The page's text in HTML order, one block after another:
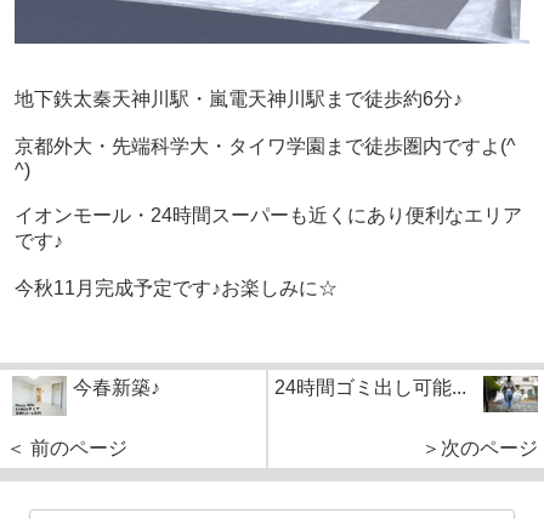
地下鉄太秦天神川駅・ 嵐電天神川駅 まで徒歩約6分♪
京都外大・先端科学大・タイワ学園まで徒歩圏内ですよ(^
^)
イオンモール・24時間スーパーも近くにあり便利なエリア
です♪
今秋11月完成予定です♪お楽しみに☆
今春新築♪
＜ 前のページ
24時間ゴミ出し可能...
＞次のページ